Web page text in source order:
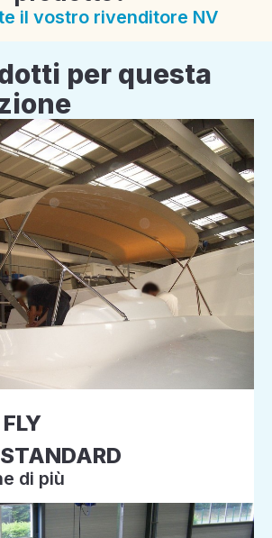
il vostro rivenditore NV
per questa
di più